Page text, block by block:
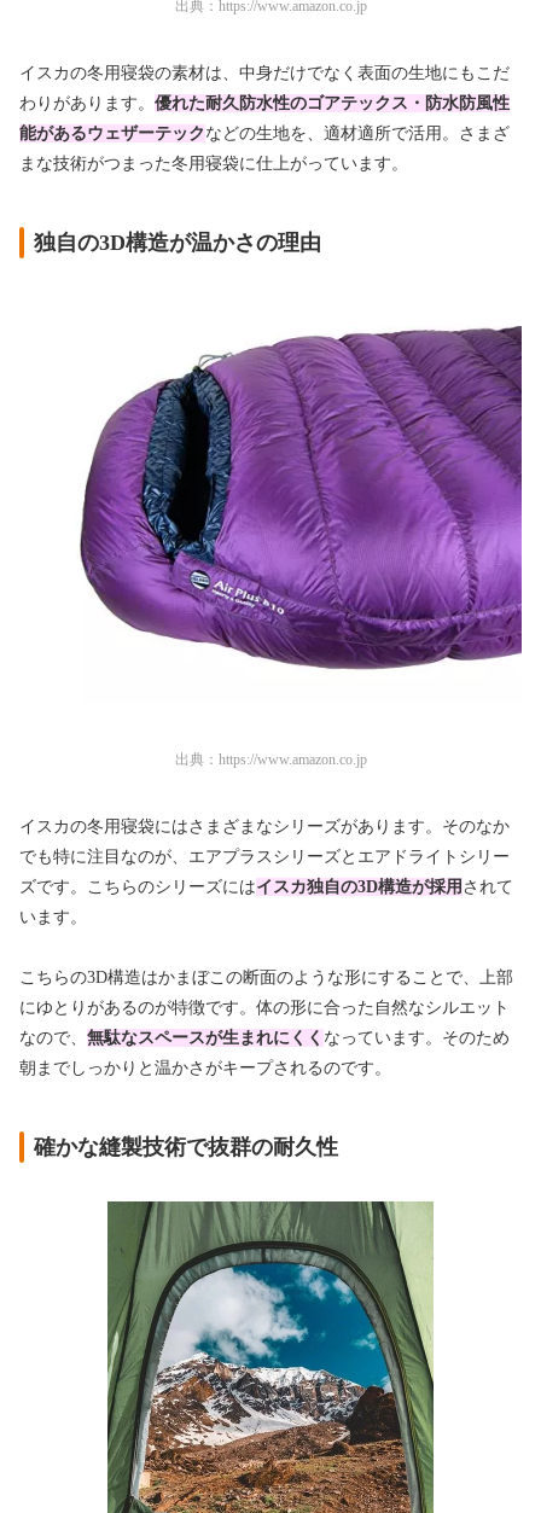
出典： https://www.amazon.co.jp
イスカの冬用寝袋の素材は、中身だけでなく表面の生地にもこだ
わりがあります。 優れた耐久防水性のゴアテックス・防水防風性
能があるウェザーテック などの生地を、適材適所で活用。さまざ
まな技術がつまった冬用寝袋に仕上がっています。
独自の3D構造が温かさの理由
出典： https://www.amazon.co.jp
イスカの冬用寝袋にはさまざまなシリーズがあります。そのなか
でも特に注目なのが、エアプラスシリーズとエアドライトシリー
ズです。こちらのシリーズにはイスカ独自の3D構造が採用 されて
います。
こちらの3D構造はかまぼこの断面のような形にすることで、上部
にゆとりがあるのが特徴です。体の形に合った自然なシルエット
なので、 無駄なスペースが生まれにくく なっています。そのため
朝までしっかりと温かさがキープされるのです。
確かな縫製技術で抜群の耐久性